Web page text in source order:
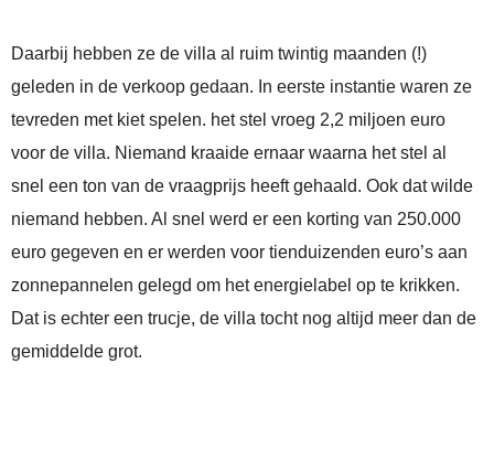
Daarbij hebben ze de villa al ruim twintig maanden (!)
geleden in de verkoop gedaan. In eerste instantie waren ze
tevreden met kiet spelen. het stel vroeg 2,2 miljoen euro
voor de villa. Niemand kraaide ernaar waarna het stel al
snel een ton van de vraagprijs heeft gehaald. Ook dat wilde
niemand hebben. Al snel werd er een korting van 250.000
euro gegeven en er werden voor tienduizenden euro’s aan
zonnepannelen gelegd om het energielabel op te krikken.
Dat is echter een trucje, de villa tocht nog altijd meer dan de
gemiddelde grot.